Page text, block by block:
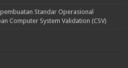
Standar Operasional
Computer System Validation (CSV)